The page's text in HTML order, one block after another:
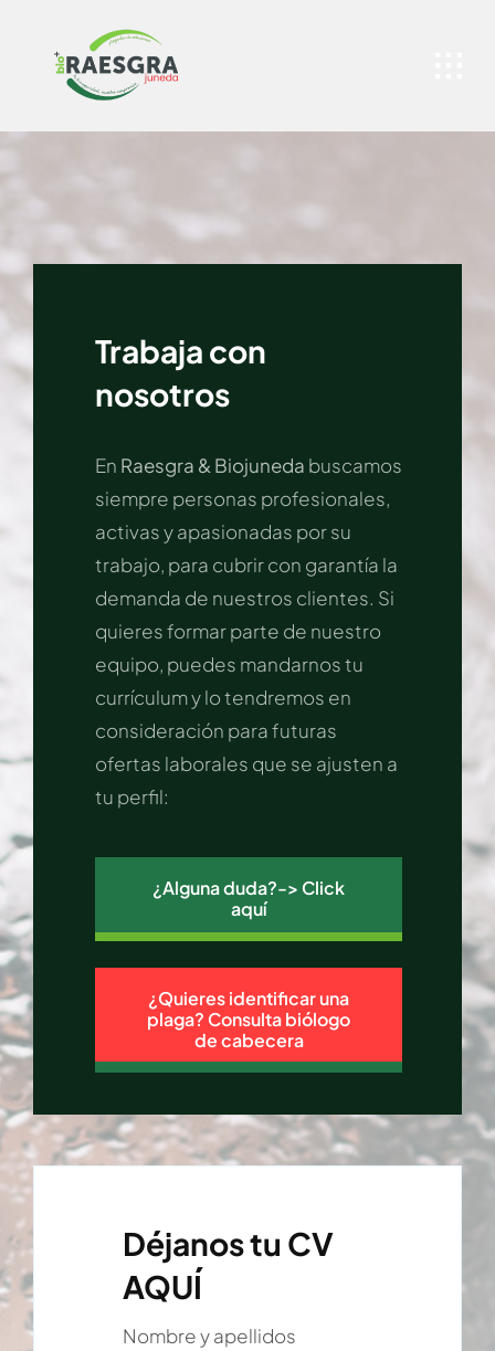
content
Trabaja con
nosotros
En Raesgra & Biojuneda buscamos
siempre personas profesionales,
activas y apasionadas por su
trabajo, para cubrir con garantía la
demanda de nuestros clientes. Si
quieres formar parte de nuestro
equipo, puedes mandarnos tu
currículum y lo tendremos en
consideración para futuras
ofertas laborales que se ajusten a
tu perfil:
¿Alguna duda?-> Click
aquí
¿Quieres identificar una
plaga? Consulta biólogo
de cabecera
Déjanos tu CV
AQUÍ
Nombre y apellidos